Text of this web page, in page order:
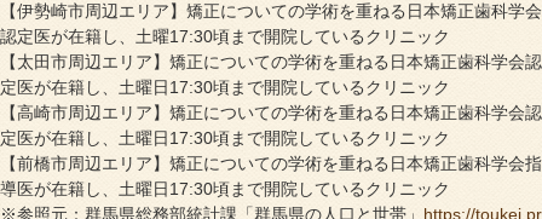
【伊勢崎市周辺エリア】矯正についての学術を重ねる日本矯正歯科学会
認定医が在籍し、土曜17:30頃まで開院しているクリニック
【太田市周辺エリア】矯正についての学術を重ねる日本矯正歯科学会認
定医が在籍し、土曜日17:30頃まで開院しているクリニック
【高崎市周辺エリア】矯正についての学術を重ねる日本矯正歯科学会認
定医が在籍し、土曜日17:30頃まで開院しているクリニック
【前橋市周辺エリア】矯正についての学術を重ねる日本矯正歯科学会指
導医が在籍し、土曜日17:30頃まで開院しているクリニック
※参照元：群馬県総務部統計課「群馬県の人口と世帯」 https://toukei.pr